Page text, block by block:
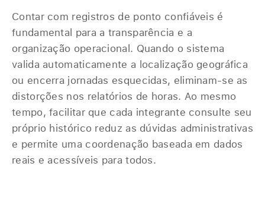
Contar com registros de ponto confiáveis é
fundamental para a transparência e a
organização operacional. Quando o sistema
valida automaticamente a localização geográfica
ou encerra jornadas esquecidas, eliminam-se as
distorções nos relatórios de horas. Ao mesmo
tempo, facilitar que cada integrante consulte seu
próprio histórico reduz as dúvidas administrativas
e permite uma coordenação baseada em dados
reais e acessíveis para todos.